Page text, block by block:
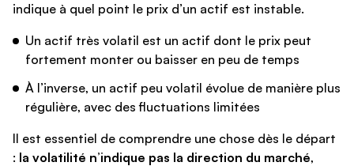
indique à quel point le prix d’un actif est instable.
Un actif très volatil est un actif dont le prix peut
fortement monter ou baisser en peu de temps
À l’inverse, un actif peu volatil évolue de manière plus
régulière, avec des fluctuations limitées
Il est essentiel de comprendre une chose dès le départ
: la volatilité n’indique pas la direction du marché,